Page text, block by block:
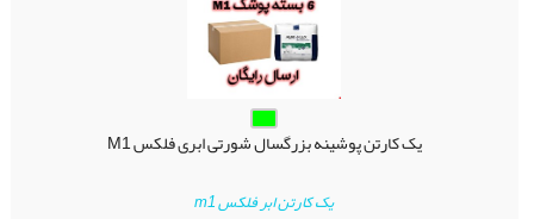
یک کارتن پوشینه بزرگسال شورتی ابری فلکس M1
یک کارتن ابر فلکس m1